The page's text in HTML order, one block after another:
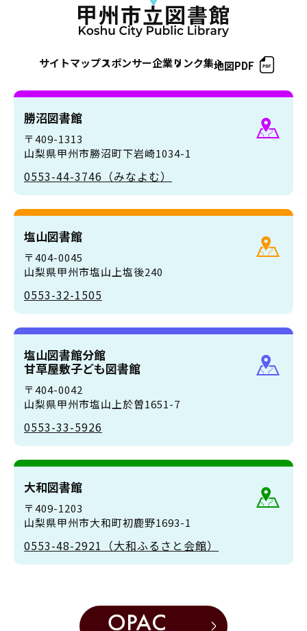
サイトマップスポンサー企業リンク集地図PDF
勝沼図書館
〒409-1313
山梨県甲州市勝沼町下岩崎1034-1
0553-44-3746（みなよむ）
塩山図書館
〒404-0045
山梨県甲州市塩山上塩後240
0553-32-1505
塩山図書館分館
甘草屋敷子ども図書館
〒404-0042
山梨県甲州市塩山上於曽1651-7
0553-33-5926
大和図書館
〒409-1203
山梨県甲州市大和町初鹿野1693-1
0553-48-2921（大和ふるさと会館）